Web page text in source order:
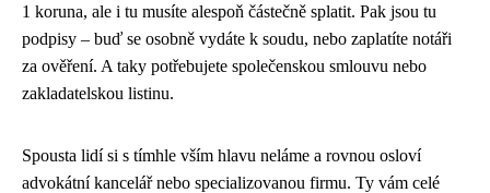
1 koruna, ale i tu musíte alespoň částečně splatit. Pak jsou tu
podpisy – buď se osobně vydáte k soudu, nebo zaplatíte notáři
za ověření. A taky potřebujete společenskou smlouvu nebo
zakladatelskou listinu.
Spousta lidí si s tímhle vším hlavu neláme a rovnou osloví
advokátní kancelář nebo specializovanou firmu. Ty vám celé